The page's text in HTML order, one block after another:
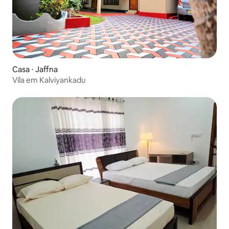
Casa ⋅ Jaffna
Vila em Kalviyankadu